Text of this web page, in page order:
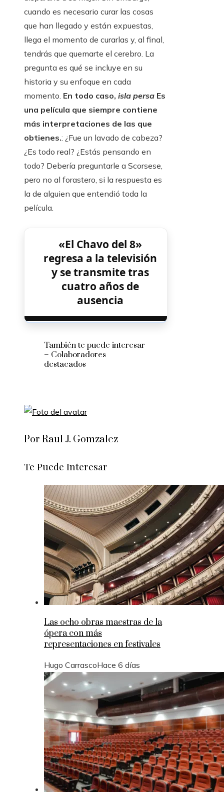
cuando es necesario curar las cosas
que han llegado y están expuestas,
llega el momento de curarlas y, al final,
tendrás que quemarte el cerebro. La
pregunta es qué se incluye en su
historia y su enfoque en cada
momento. En todo caso, isla persa Es
una película que siempre contiene
más interpretaciones de las que
obtienes.: ¿Fue un lavado de cabeza?
¿Es todo real? ¿Estás pensando en
todo? Debería preguntarle a Scorsese,
pero no al forastero, si la respuesta es
la de alguien que entendió toda la
película.
«El Chavo del 8»
regresa a la televisión
y se transmite tras
cuatro años de
ausencia
También te puede interesar
– Colaboradores
destacados
Por Raul J. Gomzalez
Te Puede Interesar
Las ocho obras maestras de la
ópera con más
representaciones en festivales
Hugo CarrascoHace 6 días